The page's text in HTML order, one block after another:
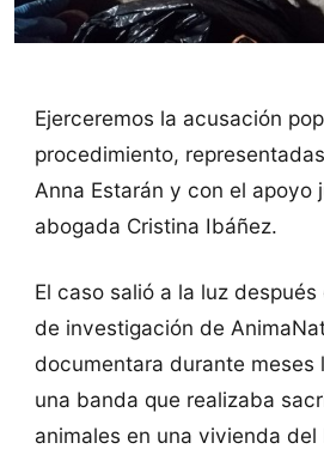
Ejerceremos la acusación
procedimiento,
Anna Estarán y con el apoyo
abogada Cristina Ibáñez.
El caso salió a la luz
de investigación de
documentara durante meses
una banda que realizaba
animales en una vivienda del